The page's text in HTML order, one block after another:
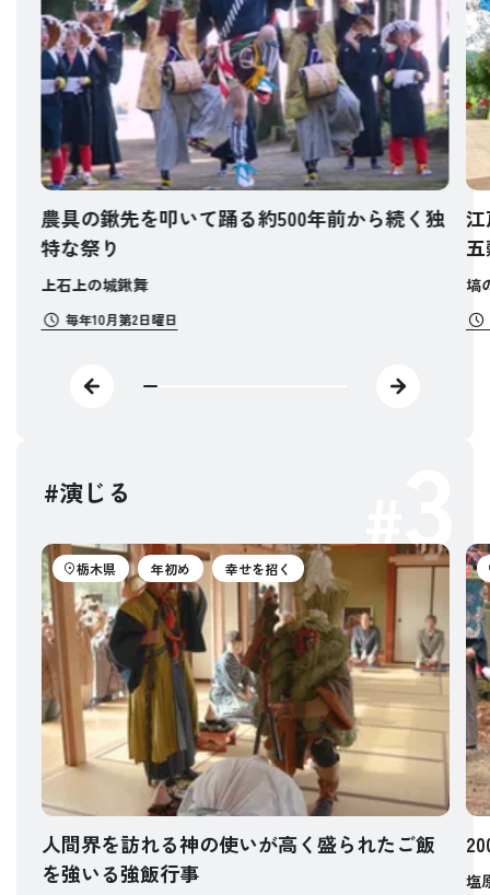
農具の鍬先を叩いて踊る約500年前から続く独
特な祭り
上石上の城鍬舞
毎年10月第2日曜日
塙
3
#演じる
栃木県 年初め 幸せを招く
人間界を訪れる神の使いが高く盛られたご飯
を強いる強飯行事
塩